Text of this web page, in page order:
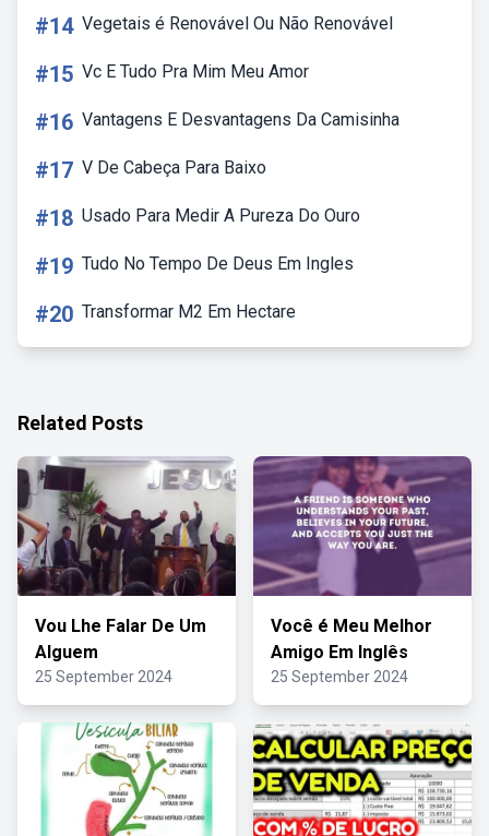
#14 Vegetais é Renovável Ou Não Renovável
#15 Vc E Tudo Pra Mim Meu Amor
#16 Vantagens E Desvantagens Da Camisinha
#17 V De Cabeça Para Baixo
#18 Usado Para Medir A Pureza Do Ouro
#19 Tudo No Tempo De Deus Em Ingles
#20 Transformar M2 Em Hectare
Related Posts
Vou Lhe Falar De Um
Alguem
25 September 2024
Você é Meu Melhor
Amigo Em Inglês
25 September 2024